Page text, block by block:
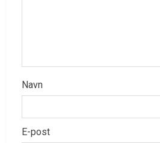
Navn
E-post